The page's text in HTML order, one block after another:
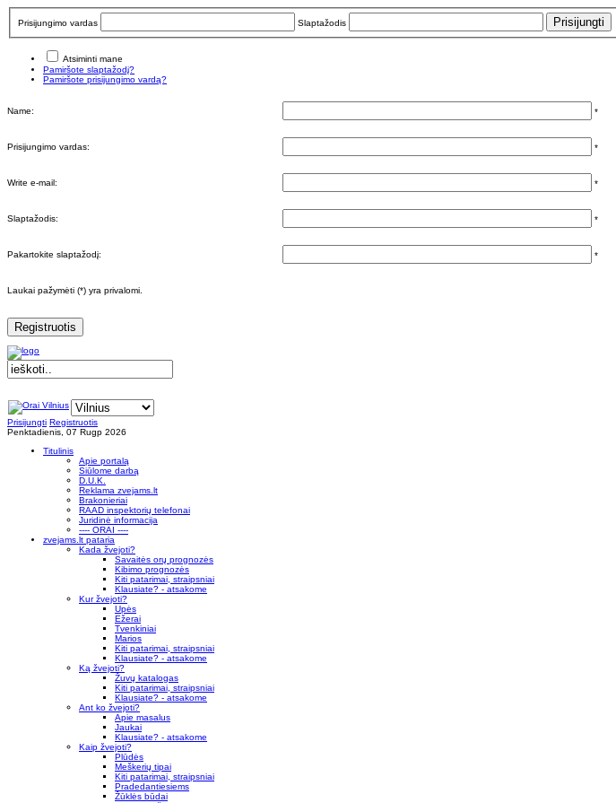
Prisijungimo vardas Slaptažodis
Atsiminti mane
Pamiršote slaptažodį?
Pamiršote prisijungimo vardą?
Name: *
Prisijungimo vardas: *
Write e-mail: *
Slaptažodis: *
Pakartokite slaptažodį: *
Laukai pažymėti (*) yra privalomi.
Registruotis
Prisijungti Registruotis
Penktadienis, 07 Rugp 2026
Titulinis
Apie portalą
Siūlome darbą
D.U.K.
Reklama zvejams.lt
Brakonieriai
RAAD inspektorių telefonai
Juridinė informacija
---- ORAI ----
zvejams.lt pataria
Kada žvejoti?
Savaitės orų prognozės
Kibimo prognozės
Kiti patarimai, straipsniai
Klausiate? - atsakome
Kur žvejoti?
Upės
Ežerai
Tvenkiniai
Marios
Kiti patarimai, straipsniai
Klausiate? - atsakome
Ką žvejoti?
Žuvų katalogas
Kiti patarimai, straipsniai
Klausiate? - atsakome
Ant ko žvejoti?
Apie masalus
Jaukai
Klausiate? - atsakome
Kaip žvejoti?
Plūdės
Meškerių tipai
Kiti patarimai, straipsniai
Pradedantiesiems
Žūklės būdai